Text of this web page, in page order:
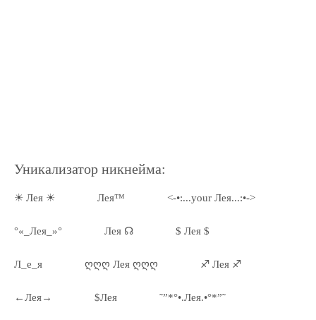
Уникализатор никнейма:
☀ Лея ☀ Лея™ <-•:...your Лея...:•->
°«_Лея_»° Лея ☊ $ Лея $
Л_е_я ღღღ Лея ღღღ ♐ Лея ♐
←Лея→ $Лея ˜”*°•.Лея.•°*”˜